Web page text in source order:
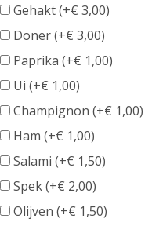
Gehakt (+€ 3,00)
Doner (+€ 3,00)
Paprika (+€ 1,00)
Ui (+€ 1,00)
Champignon (+€ 1,00)
Ham (+€ 1,00)
Salami (+€ 1,50)
Spek (+€ 2,00)
Olijven (+€ 1,50)